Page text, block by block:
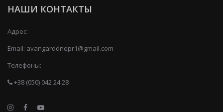
НАШИ КОНТАКТЫ
Адрес:
Email: avangarddnepr1@gmail.com
Телефоны:
+38 (050) 042 24 28